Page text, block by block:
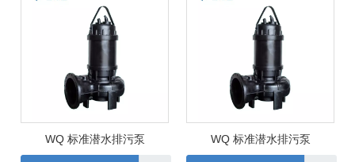
WQ 标准潜水排污泵 WQ 标准潜水排污泵